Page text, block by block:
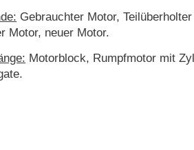
Gebrauchter Motor,
Motor, neuer Motor.
Motorblock, Rumpfmotor mit